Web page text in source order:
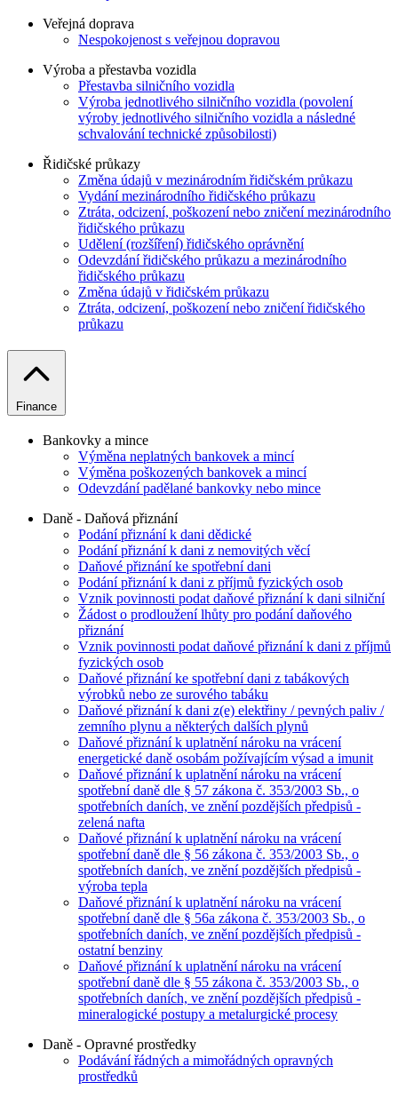
Veřejná doprava
Nespokojenost s veřejnou dopravou
Výroba a přestavba vozidla
Přestavba silničního vozidla
Výroba jednotlivého silničního vozidla (povolení
výroby jednotlivého silničního vozidla a následné
schvalování technické způsobilosti)
Řidičské průkazy
Změna údajů v mezinárodním řidičském průkazu
Vydání mezinárodního řidičského průkazu
Ztráta, odcizení, poškození nebo zničení mezinárodního
řidičského průkazu
Udělení (rozšíření) řidičského oprávnění
Odevzdání řidičského průkazu a mezinárodního
řidičského průkazu
Změna údajů v řidičském průkazu
Ztráta, odcizení, poškození nebo zničení řidičského
průkazu
Finance
Bankovky a mince
Výměna neplatných bankovek a mincí
Výměna poškozených bankovek a mincí
Odevzdání padělané bankovky nebo mince
Daně - Daňová přiznání
Podání přiznání k dani dědické
Podání přiznání k dani z nemovitých věcí
Daňové přiznání ke spotřební dani
Podání přiznání k dani z příjmů fyzických osob
Vznik povinnosti podat daňové přiznání k dani silniční
Žádost o prodloužení lhůty pro podání daňového
přiznání
Vznik povinnosti podat daňové přiznání k dani z příjmů
fyzických osob
Daňové přiznání ke spotřební dani z tabákových
výrobků nebo ze surového tabáku
Daňové přiznání k dani z(e) elektřiny / pevných paliv /
zemního plynu a některých dalších plynů
Daňové přiznání k uplatnění nároku na vrácení
energetické daně osobám požívajícím výsad a imunit
Daňové přiznání k uplatnění nároku na vrácení
spotřební daně dle § 57 zákona č. 353/2003 Sb., o
spotřebních daních, ve znění pozdějších předpisů -
zelená nafta
Daňové přiznání k uplatnění nároku na vrácení
spotřební daně dle § 56 zákona č. 353/2003 Sb., o
spotřebních daních, ve znění pozdějších předpisů -
výroba tepla
Daňové přiznání k uplatnění nároku na vrácení
spotřební daně dle § 56a zákona č. 353/2003 Sb., o
spotřebních daních, ve znění pozdějších předpisů -
ostatní benziny
Daňové přiznání k uplatnění nároku na vrácení
spotřební daně dle § 55 zákona č. 353/2003 Sb., o
spotřebních daních, ve znění pozdějších předpisů -
mineralogické postupy a metalurgické procesy
Daně - Opravné prostředky
Podávání řádných a mimořádných opravných
prostředků